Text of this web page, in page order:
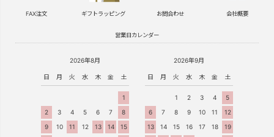
FAX注文 ギフトラッピング お問合わせ 会社概要
営業日カレンダー
2026年8月
日 月 火 水 木 金 土
1
2
3 4 5 6 7
8
9
10 11 12 13 14
15
2026年9月
日 月 火 水 木 金 土
1 2 3 4
5
6
7 8 9 10 11
12
13
14 15 16 17 18
19